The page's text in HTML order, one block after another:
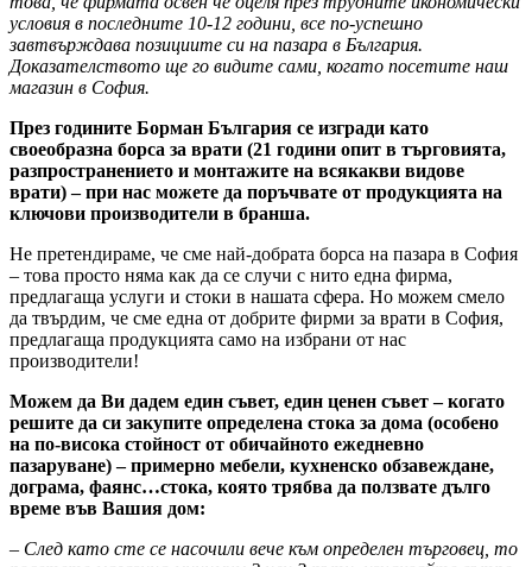
условия в последните 10-12 години, все по-успешно
завтвърждава позициите си на пазара в България.
Доказателството ще го видите сами, когато посетите наш
магазин в София.
През годините Борман България се изгради като
своеобразна борса за врати (21 години опит в търговията,
разпространението и монтажите на всякакви видове
врати) – при нас можете да поръчвате от продукцията на
ключови производители в бранша.
Не претендираме, че сме най-добрата борса на пазара в София
– това просто няма как да се случи с нито една фирма,
предлагаща услуги и стоки в нашата сфера. Но можем смело
да твърдим, че сме една от добрите фирми за врати в София,
предлагаща продукцията само на избрани от нас
производители!
Можем да Ви дадем един съвет, един ценен съвет – когато
решите да си закупите определена стока за дома (особено
на по-висока стойност от обичайното ежедневно
пазаруване) – примерно мебели, кухненско обзавеждане,
дограма, фаянс…стока, която трябва да ползвате дълго
време във Вашия дом:
– След като сте се насочили вече към определен търговец, то